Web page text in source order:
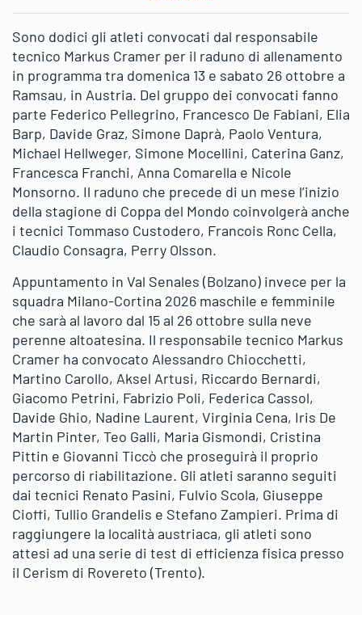
Sono dodici gli atleti convocati dal responsabile
tecnico Markus Cramer per il raduno di allenamento
in programma tra domenica 13 e sabato 26 ottobre a
Ramsau, in Austria. Del gruppo dei convocati fanno
parte Federico Pellegrino, Francesco De Fabiani, Elia
Barp, Davide Graz, Simone Daprà, Paolo Ventura,
Michael Hellweger, Simone Mocellini, Caterina Ganz,
Francesca Franchi, Anna Comarella e Nicole
Monsorno. Il raduno che precede di un mese l’inizio
della stagione di Coppa del Mondo coinvolgerà anche
i tecnici Tommaso Custodero, Francois Ronc Cella,
Claudio Consagra, Perry Olsson.
Appuntamento in Val Senales (Bolzano) invece per la
squadra Milano-Cortina 2026 maschile e femminile
che sarà al lavoro dal 15 al 26 ottobre sulla neve
perenne altoatesina. Il responsabile tecnico Markus
Cramer ha convocato Alessandro Chiocchetti,
Martino Carollo, Aksel Artusi, Riccardo Bernardi,
Giacomo Petrini, Fabrizio Poli, Federica Cassol,
Davide Ghio, Nadine Laurent, Virginia Cena, Iris De
Martin Pinter, Teo Galli, Maria Gismondi, Cristina
Pittin e Giovanni Ticcò che proseguirà il proprio
percorso di riabilitazione. Gli atleti saranno seguiti
dai tecnici Renato Pasini, Fulvio Scola, Giuseppe
Cioffi, Tullio Grandelis e Stefano Zampieri. Prima di
raggiungere la località austriaca, gli atleti sono
attesi ad una serie di test di efficienza fisica presso
il Cerism di Rovereto (Trento).